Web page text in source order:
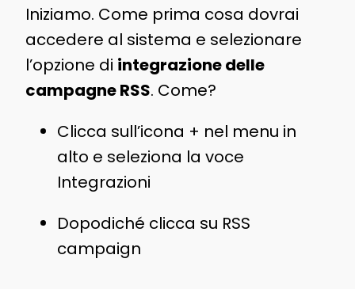
Iniziamo. Come prima cosa dovrai
accedere al sistema e selezionare
l’opzione di integrazione delle
campagne RSS. Come?
Clicca sull’icona + nel menu in
alto e seleziona la voce
Integrazioni
Dopodiché clicca su RSS
campaign